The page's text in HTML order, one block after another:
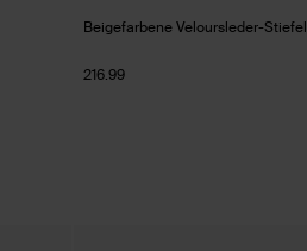
Beigefarbene Veloursleder-Stiefel
216.99